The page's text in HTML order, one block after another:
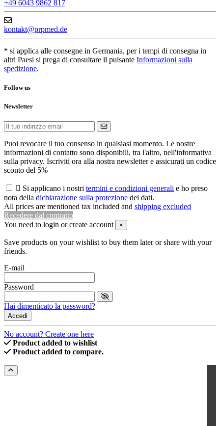
+49 6043 9862 817
kontakt@prpmed.de
* si applica alle consegne in Germania, per i tempi di consegna in
altri Paesi si prega di consultare il pulsante Informazioni sulla
spedizione.
Follow us
Newsletter
Puoi revocare il tuo consenso in qualsiasi momento. Le nostre
informazioni di contatto sono disponibili, tra l'altro, nell'informativa
sulla privacy. Iscriviti ora alla nostra newsletter e assicurati un codice
sconto del 5%
 Si applicano i nostri termini e condizioni generali e ho preso
nota della dichiarazione sulla protezione dei dati.
All prices are mentioned tax included and shipping excluded
Recedere dal contratto
You need to login or create account
×
Save products on your wishlist to buy them later or share with your
friends.
E-mail
Password
Hai dimenticato la password?
Accedi
No account? Create one here
Product added to wishlist
Product added to compare.